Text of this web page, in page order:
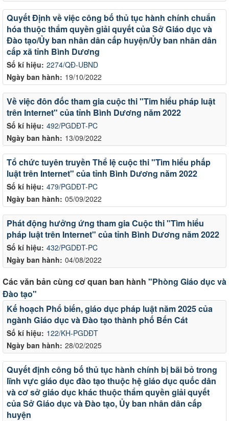
Số kí hiệu: 2274/QĐ-UBND
Ngày ban hành: 19/10/2022
Quyết Định về việc công bố thủ tục hành chính chuẩn
hóa thuộc thẩm quyền giải quyết của Sở Giáo dục và
Đào tạo/Ủy ban nhân dân cấp huyện/Ủy ban nhân dân
cấp xã tỉnh Bình Dương
Số kí hiệu: 492/PGDĐT-PC
Ngày ban hành: 13/09/2022
Về việc đôn đốc tham gia cuộc thi "Tim hiểu pháp luật
trên Internet" của tỉnh Bình Dương năm 2022
Số kí hiệu: 479/PGDĐT-PC
Ngày ban hành: 05/09/2022
Tổ chức tuyên truyền Thể lệ cuộc thi "Tìm hiểu phấp
luật trên Internet" của tỉnh Bình Dương năm 2022
Số kí hiệu: 432/PGDĐT-PC
Ngày ban hành: 04/08/2022
Phát động hưởng ứng tham gia Cuộc thi "Tìm hiểu
pháp luật trên Internet" của tỉnh Bình Dương năm 2022
Các văn bản cùng cơ quan ban hành "Phòng Giáo dục và
Đào tạo"
Số kí hiệu: 122/KH-PGDĐT
Ngày ban hành: 28/02/2025
Kế hoạch Phổ biến, giáo dục pháp luật năm 2025 của
ngành Giáo dục và Đào tạo thành phố Bến Cát
Quyết định công bố thủ tục hành chính bị bãi bỏ trong
lĩnh vực giáo dục đào tạo thuộc hệ giáo dục quốc dân
và cơ sở giáo dục khác thuộc thẩm quyền giải quyết
của Sở Giáo dục và Đào tạo, Ủy ban nhân dân cấp
huyện